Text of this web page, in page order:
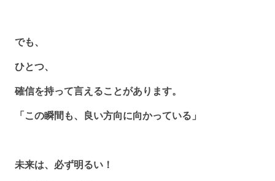
でも、
ひとつ、
確信を持って言えることがあります。
「この瞬間も、良い方向に向かっている」
未来は、必ず明るい！